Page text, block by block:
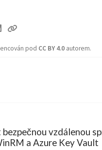
pod CC BY 4.0 autorem.
vzdálenou
a Azure Key Vault